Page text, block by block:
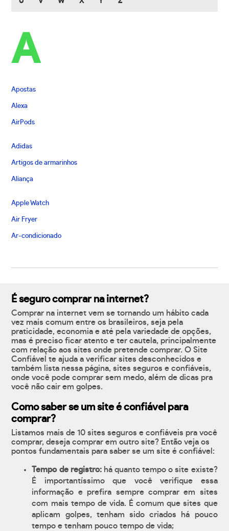
A
Apostas
Alexa
AirPods
Adidas
Artigos de armarinhos
Aliança
Apple Watch
Air Fryer
Ar-condicionado
É seguro comprar na internet?
Comprar na internet vem se tornando um hábito cada
vez mais comum entre os brasileiros, seja pela
praticidade, economia e até pela variedade de opções,
mas é preciso ficar atento e ter cautela, principalmente
com relação aos sites onde pretende comprar. O Site
Confiável te ajuda a verificar sites desconhecidos e
também lista nessa página, sites seguros e confiáveis,
onde você pode comprar sem medo, além de dicas pra
você não cair em golpes.
Como saber se um site é confiável para
comprar?
Listamos mais de 10 sites seguros e confiáveis pra você
comprar, deseja comprar em outro site? Então veja os
pontos fundamentais para saber se um site é confiável:
Tempo de registro:há quanto tempo o site existe?
É importantíssimo que você verifique essa
informação e prefira sempre comprar em sites
com mais tempo de vida. É comum que sites que
aplicam golpes, tenham sido criados há pouco
tempo e tenham pouco tempo de vida;